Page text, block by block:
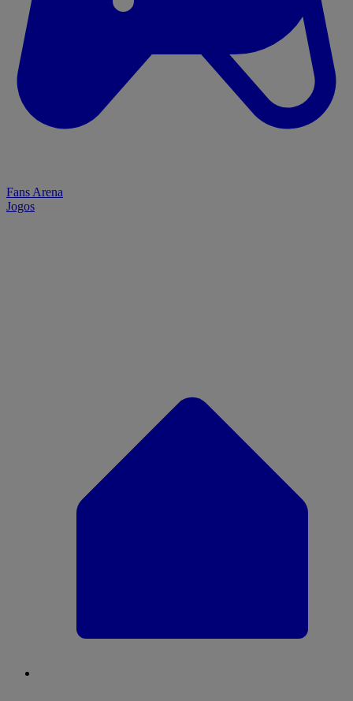
Fans Arena
Jogos